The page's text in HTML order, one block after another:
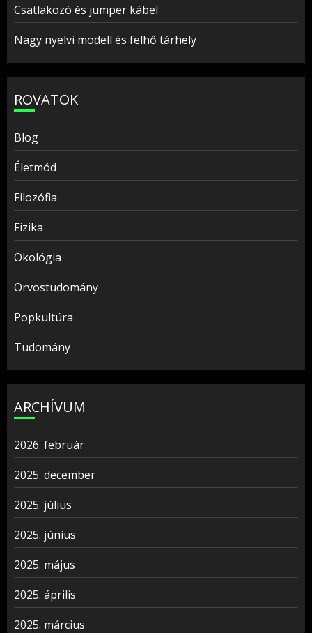
Csatlakozó és jumper kábel
Nagy nyelvi modell és felhő tárhely
ROVATOK
Blog
Életmód
Filozófia
Fizika
Ökológia
Orvostudomány
Popkultúra
Tudomány
ARCHÍVUM
2026. február
2025. december
2025. július
2025. június
2025. május
2025. április
2025. március